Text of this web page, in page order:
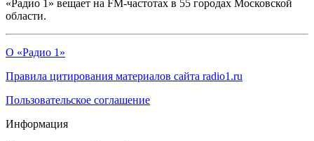
«Радио 1» вещает на FM-частотах в 55 городах Московской
области.
О «Радио 1»
Правила цитирования материалов сайта radio1.ru
Пользовательское соглашение
Информация